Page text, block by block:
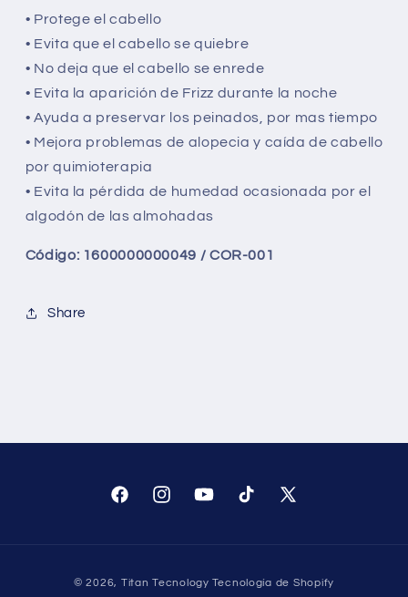
• Protege el cabello
• Evita que el cabello se quiebre
• No deja que el cabello se enrede
• Evita la aparición de Frizz durante la noche
• Ayuda a preservar los peinados, por mas tiempo
• Mejora problemas de alopecia y caída de cabello
por quimioterapia
• Evita la pérdida de humedad ocasionada por el
algodón de las almohadas
Código: 1600000000049 / COR-001
Share
FacebookInstagramYouTubeTikTok
X
© 2026, Titan Tecnology Tecnología de Shopify